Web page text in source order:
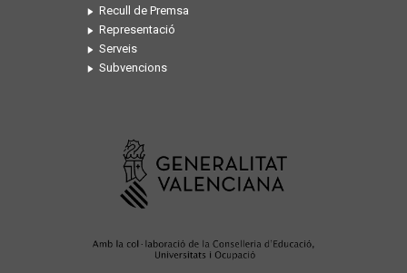
Recull de Premsa
Representació
Serveis
Subvencions